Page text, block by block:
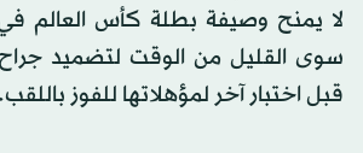
لا يمنح وصيفة بطلة كأس العالم
سوى القليل من الوقت لتضميد جراح
قبل اختبار آخر لمؤهلاتها للفوز باللقب.